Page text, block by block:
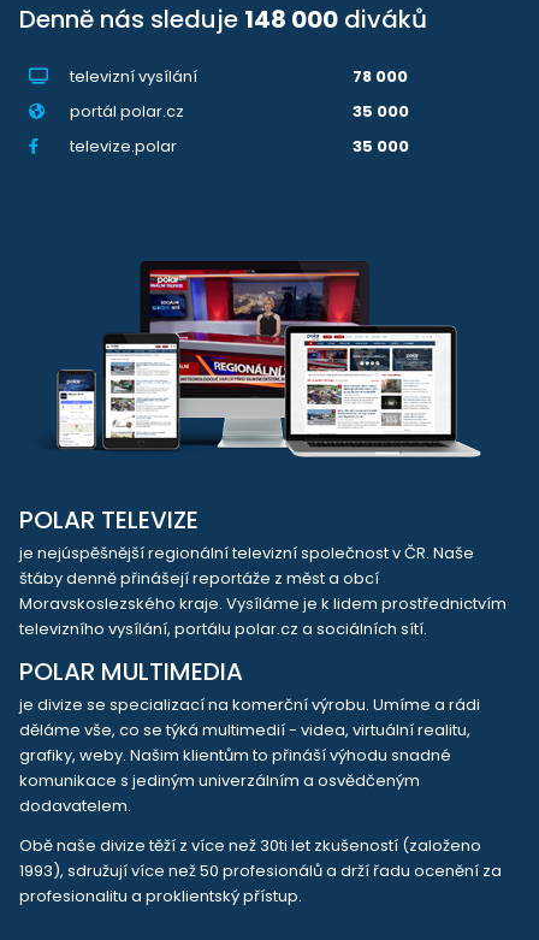
Denně nás sleduje 148 000 diváků
televizní vysílání
78 000
portál polar.cz
35 000
televize.polar
35 000
POLAR TELEVIZE
je nejúspěšnější regionální televizní společnost v ČR. Naše
štáby denně přinášejí reportáže z měst a obcí
Moravskoslezského kraje. Vysíláme je k lidem prostřednictvím
televizního vysílání, portálu polar.cz a sociálních sítí.
POLAR MULTIMEDIA
je divize se specializací na komerční výrobu. Umíme a rádi
děláme vše, co se týká multimedií - videa, virtuální realitu,
grafiky, weby. Našim klientům to přináší výhodu snadné
komunikace s jediným univerzálním a osvědčeným
dodavatelem.
Obě naše divize těží z více než 30ti let zkušeností (založeno
1993), sdružují více než 50 profesionálů a drží řadu ocenění za
profesionalitu a proklientský přístup.